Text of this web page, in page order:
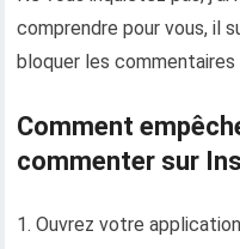
comprendre pour vous, il
bloquer les
Comment
commenter sur
1. Ouvrez votre